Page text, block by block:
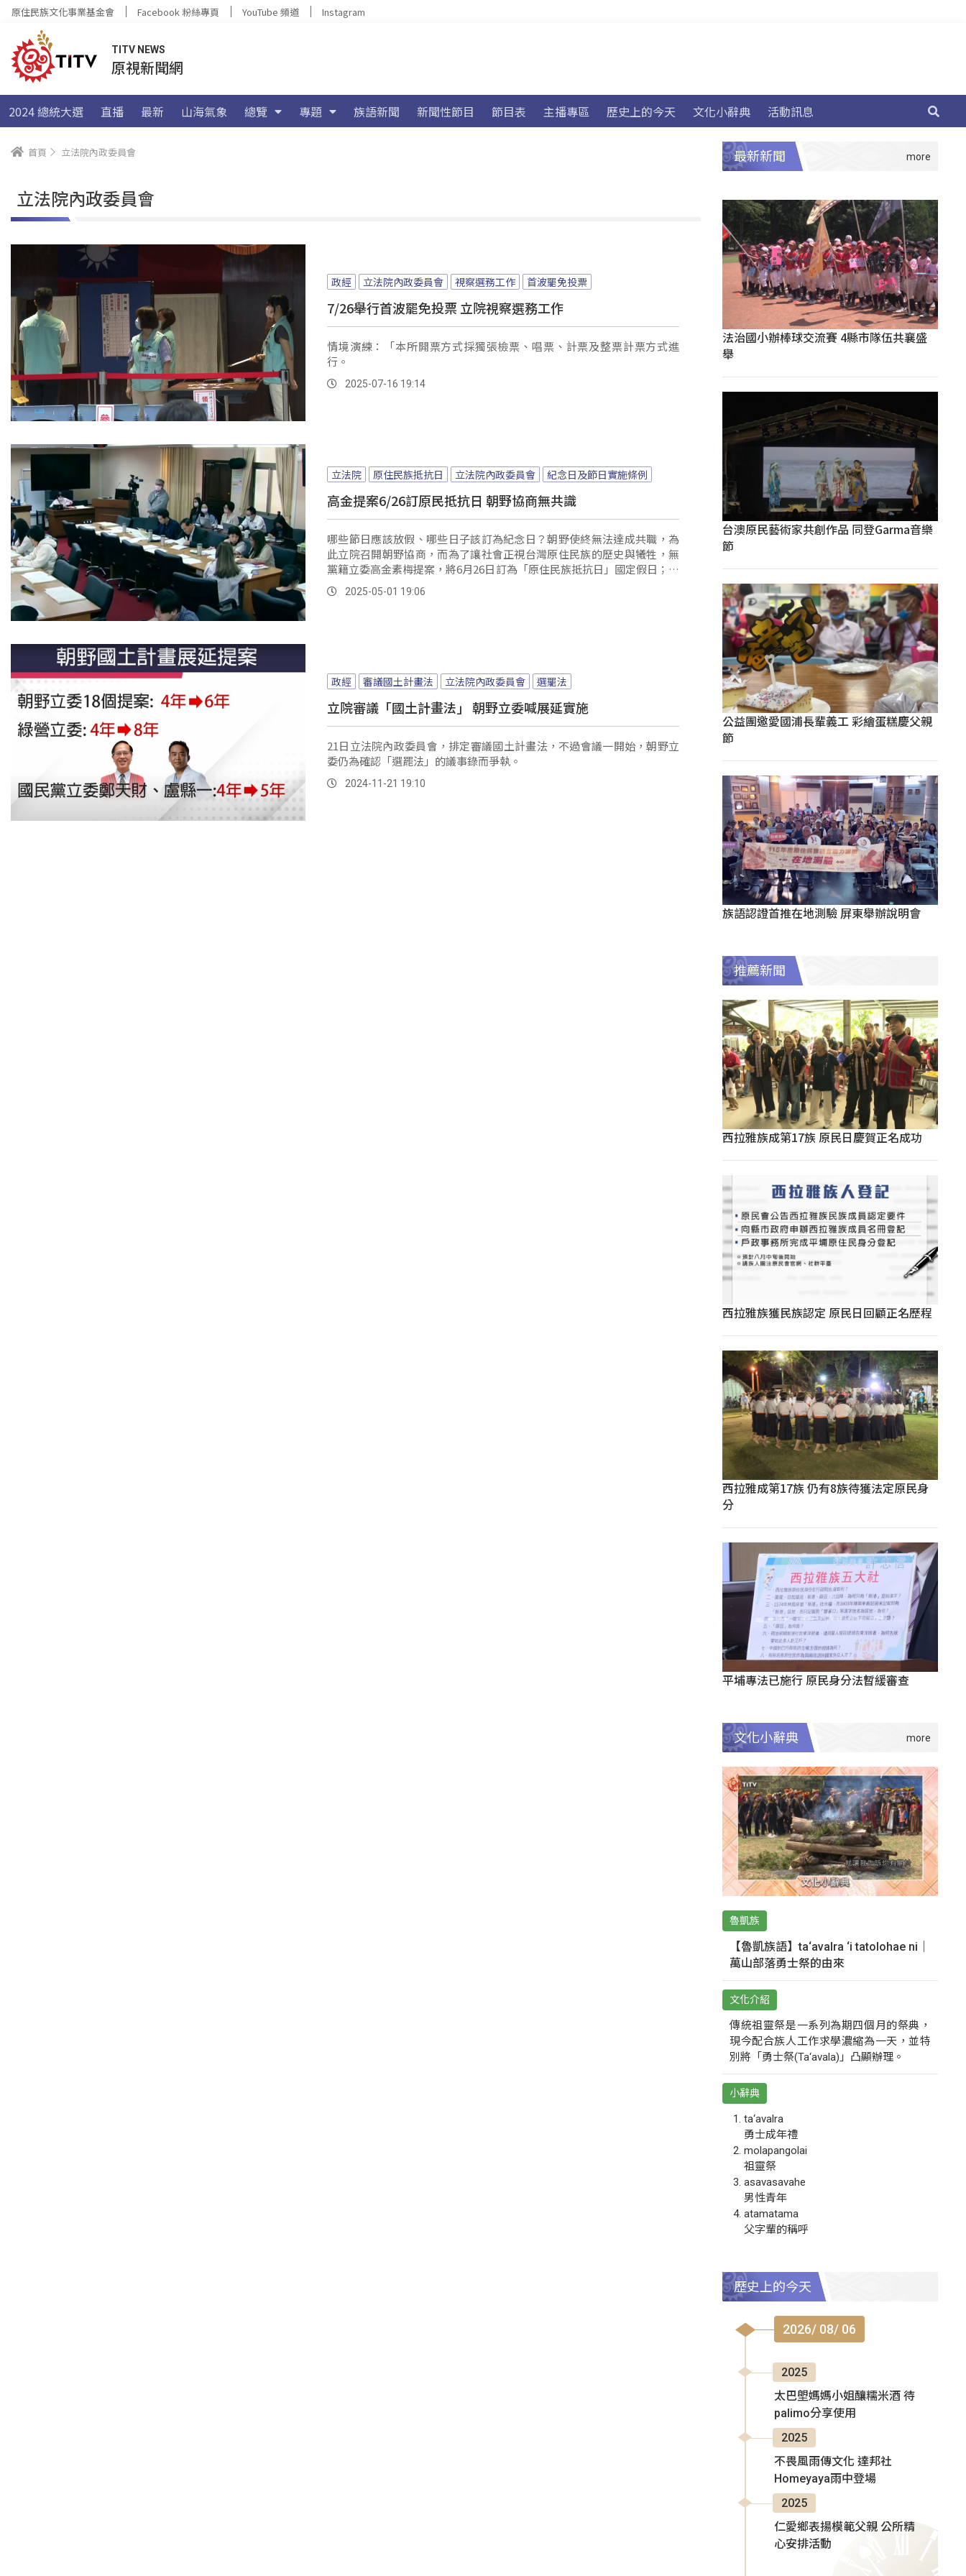
原住民族文化事業基金會 Facebook 粉絲專頁 YouTube 頻道 Instagram
TITV NEWS
原視新聞網
2024 總統大選 直播 最新 山海氣象 總覽 專題 族語新聞 新聞性節目 節目表 主播專區 歷史上的今天 文化小辭典 活動訊息
首頁 立法院內政委員會
立法院內政委員會
政經 立法院內政委員會 視察選務工作 首波罷免投票
7/26舉行首波罷免投票 立院視察選務工作
情境演練：「本所開票方式採獨張檢票、唱票、計票及整票計票方式進
行。
2025-07-16 19:14
立法院 原住民族抵抗日 立法院內政委員會 紀念日及節日實施條例
高金提案6/26訂原民抵抗日 朝野協商無共識
哪些節日應該放假、哪些日子該訂為紀念日？朝野使終無法達成共職，為
此立院召開朝野協商，而為了讓社會正視台灣原住民族的歷史與犧牲，無
黨籍立委高金素梅提案，將6月26日訂為「原住民族抵抗日」國定假日；高
金素梅指出，從牡丹社事件、大豹社事件等，一直到1914年震驚當時殖民
政府的太魯閣戰役，族人為了保衛家園、捍衛尊嚴，甚至重創當時總督佐
2025-05-01 19:06
政經 審議國土計畫法 立法院內政委員會 選罷法
立院審議「國土計畫法」 朝野立委喊展延實施
21日立法院內政委員會，排定審議國土計畫法，不過會議一開始，朝野立
委仍為確認「選罷法」的議事錄而爭執。
2024-11-21 19:10
最新新聞
法治國小辦棒球交流賽 4縣市隊伍共襄盛
舉
台澳原民藝術家共創作品 同登Garma音樂
節
公益團邀愛國浦長輩義工 彩繪蛋糕慶父親
節
族語認證首推在地測驗 屏東舉辦說明會
推薦新聞
西拉雅族成第17族 原民日慶賀正名成功
西拉雅族獲民族認定 原民日回顧正名歷程
西拉雅成第17族 仍有8族待獲法定原民身
分
平埔專法已施行 原民身分法暫緩審查
文化小辭典
魯凱族
【魯凱族語】ta‘avalra ‘i tatolohae ni｜
萬山部落勇士祭的由來
文化介紹
傳統祖靈祭是一系列為期四個月的祭典，
現今配合族人工作求學濃縮為一天，並特
別將「勇士祭(Ta‘avala)」凸顯辦理。
小辭典
ta‘avalra
勇士成年禮
molapangolai
祖靈祭
asavasavahe
男性青年
atamatama
父字輩的稱呼
歷史上的今天
2026/ 08/ 06
2025
太巴塱媽媽小姐釀糯米酒 待
palimo分享使用
2025
不畏風雨傳文化 達邦社
Homeyaya雨中登場
2025
仁愛鄉表揚模範父親 公所精
心安排活動